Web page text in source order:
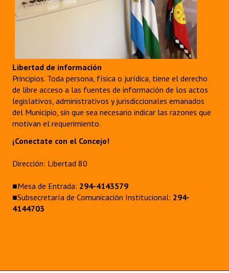
Libertad de información
Principios. Toda persona, física o jurídica, tiene el derecho
de libre acceso a las fuentes de información de los actos
legislativos, administrativos y jurisdiccionales emanados
del Municipio, sin que sea necesario indicar las razones que
motivan el requerimiento.
¡Conectate con el Concejo!
Dirección: Libertad 80
■Mesa de Entrada: 294-4143579
■Subsecretaría de Comunicación Institucional: 294-
4144703